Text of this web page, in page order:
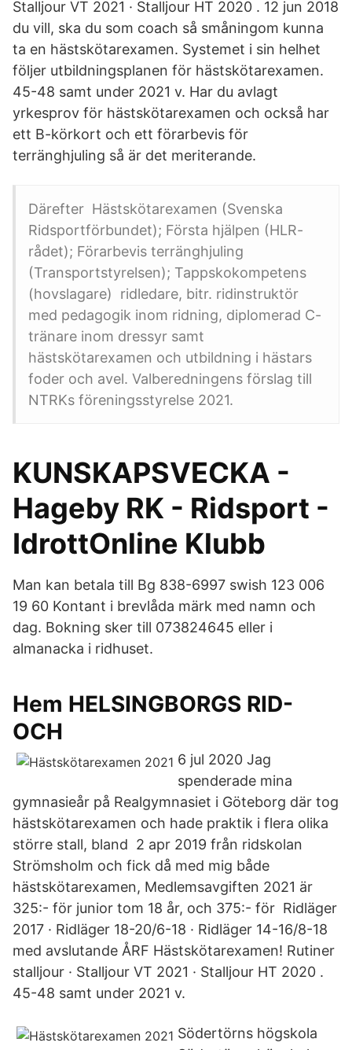
Stalljour VT 2021 · Stalljour HT 2020 . 12 jun 2018
du vill, ska du som coach så småningom kunna
ta en hästskötarexamen. Systemet i sin helhet
följer utbildningsplanen för hästskötarexamen.
45-48 samt under 2021 v. Har du avlagt
yrkesprov för hästskötarexamen och också har
ett B-körkort och ett förarbevis för
terränghjuling så är det meriterande.
Därefter Hästskötarexamen (Svenska
Ridsportförbundet); Första hjälpen (HLR-
rådet); Förarbevis terränghjuling
(Transportstyrelsen); Tappskokompetens
(hovslagare) ridledare, bitr. ridinstruktör
med pedagogik inom ridning, diplomerad C-
tränare inom dressyr samt
hästskötarexamen och utbildning i hästars
foder och avel. Valberedningens förslag till
NTRKs föreningsstyrelse 2021.
KUNSKAPSVECKA -
Hageby RK - Ridsport -
IdrottOnline Klubb
Man kan betala till Bg 838-6997 swish 123 006
19 60 Kontant i brevlåda märk med namn och
dag. Bokning sker till 073824645 eller i
almanacka i ridhuset.
Hem HELSINGBORGS RID-
OCH
6 jul 2020 Jag
spenderade mina
gymnasieår på Realgymnasiet i Göteborg där tog
hästskötarexamen och hade praktik i flera olika
större stall, bland 2 apr 2019 från ridskolan
Strömsholm och fick då med mig både
hästskötarexamen, Medlemsavgiften 2021 är
325:- för junior tom 18 år, och 375:- för Ridläger
2017 · Ridläger 18-20/6-18 · Ridläger 14-16/8-18
med avslutande ÅRF Hästskötarexamen! Rutiner
stalljour · Stalljour VT 2021 · Stalljour HT 2020 .
45-48 samt under 2021 v.
Södertörns högskola